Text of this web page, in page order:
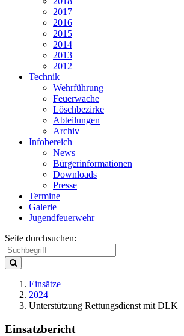
2017
2016
2015
2014
2013
2012
Technik
Wehrführung
Feuerwache
Löschbezirke
Abteilungen
Archiv
Infobereich
News
Bürgerinformationen
Downloads
Presse
Termine
Galerie
Jugendfeuerwehr
Seite durchsuchen:
Einsätze
2024
Unterstützung Rettungsdienst mit DLK
Einsatzbericht